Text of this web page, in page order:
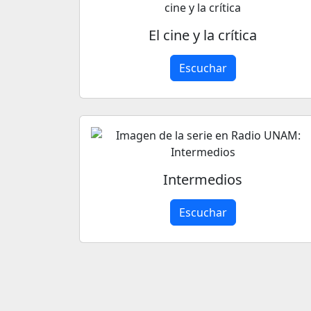
El cine y la crítica
Escuchar
Intermedios
Escuchar